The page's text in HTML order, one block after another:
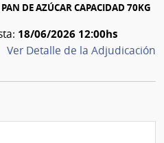
DE AZÚCAR CAPACIDAD 70KG
18/06/2026 12:00hs
Ver Detalle de la Adjudicación